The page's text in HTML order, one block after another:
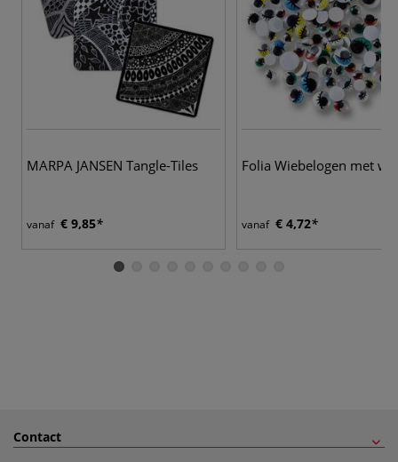
MARPA JANSEN Tangle-Tiles
vanaf € 9,85
Folia Wiebelogen met
vanaf € 4,72
Contact